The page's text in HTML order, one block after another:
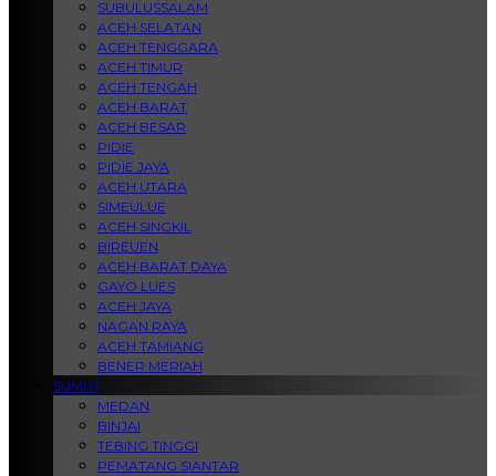
SUBULUSSALAM
ACEH SELATAN
ACEH TENGGARA
ACEH TIMUR
ACEH TENGAH
ACEH BARAT
ACEH BESAR
PIDIE
PIDIE JAYA
ACEH UTARA
SIMEULUE
ACEH SINGKIL
BIREUEN
ACEH BARAT DAYA
GAYO LUES
ACEH JAYA
NAGAN RAYA
ACEH TAMIANG
BENER MERIAH
SUMUT
MEDAN
BINJAI
TEBING TINGGI
PEMATANG SIANTAR